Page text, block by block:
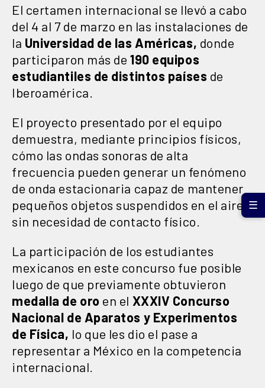
El certamen internacional se llevó a cabo
del 4 al 7 de marzo en las instalaciones de
la Universidad de las Américas, donde
participaron más de190 equipos
estudiantiles de distintos países de
Iberoamérica.
El proyecto presentado por el equipo
demuestra, mediante principios físicos,
cómo las ondas sonoras de alta
frecuencia pueden generar un fenómeno
de onda estacionaria capaz de mantener
pequeños objetos suspendidos en el aire,
sin necesidad de contacto físico.
La participación de los estudiantes
mexicanos en este concurso fue posible
luego de que previamente obtuvieron
medalla de oro en el XXXIV Concurso
Nacional de Aparatos y Experimentos
de Física, lo que les dio el pase a
representar a México en la competencia
internacional.
☰